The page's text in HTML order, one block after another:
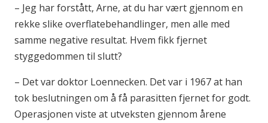
– Jeg har forstått, Arne, at du har vært gjennom en
rekke slike overflatebehandlinger, men alle med
samme negative resultat. Hvem fikk fjernet
styggedommen til slutt?
– Det var doktor Loennecken. Det var i 1967 at han
tok beslutningen om å få parasitten fjernet for godt.
Operasjonen viste at utveksten gjennom årene